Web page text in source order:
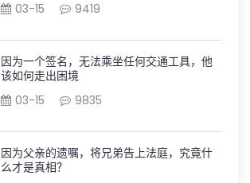
03-15
9419
因为一个签名，无法乘坐任何交通工具，他
该如何走出困境
03-15
9835
因为父亲的遗嘱，将兄弟告上法庭，究竟什
么才是真相？